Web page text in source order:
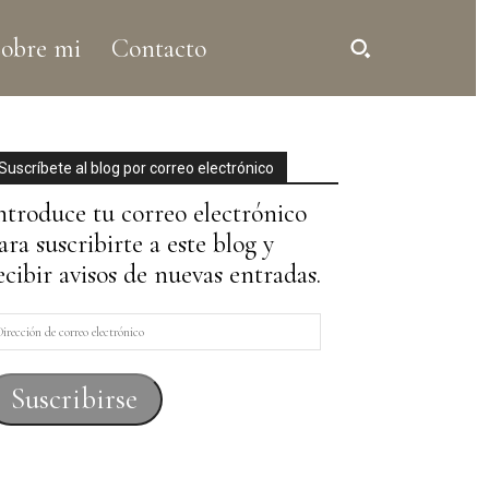
mi Contacto
al blog por correo electrónico
tu correo electrónico
suscribirte a este blog y
avisos de nuevas entradas.
Suscribirse